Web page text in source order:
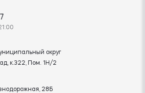
округ
к.322, Пом. 1Н/2
28Б